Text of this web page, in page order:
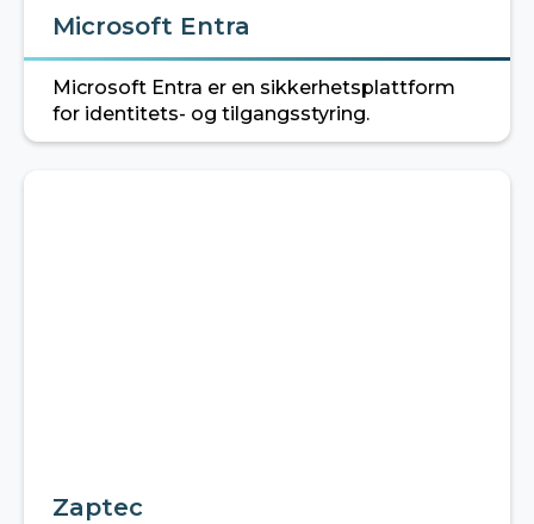
Microsoft Entra
Microsoft Entra er en sikkerhetsplattform
for identitets- og tilgangsstyring.
Zaptec